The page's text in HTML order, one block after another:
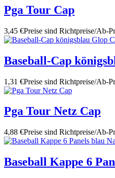
Pga Tour Cap
3,45 €Preise sind Richtpreise/Ab-
Baseball-Cap
1,31 €Preise sind Richtpreise/Ab-
Pga Tour Netz Cap
4,88 €Preise sind Richtpreise/Ab-
Baseball Kappe 6